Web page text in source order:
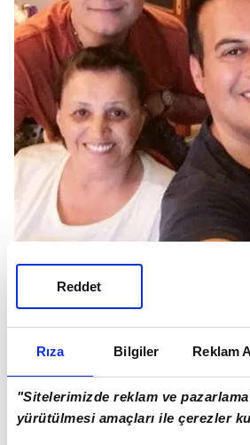
Rıza Bilgiler Reklam
"Sitelerimizde reklam ve
yürütülmesi amaçları ile çerezler
Reddet
HAKAN PEKER VE ABİSİ